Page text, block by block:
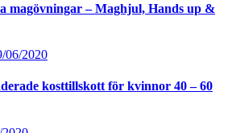
magövningar – Maghjul, Hands up &
06/2020
kosttillskott för kvinnor 40 – 60